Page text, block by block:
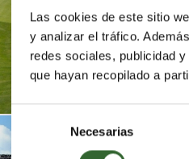
Las cookies de este sitio
y analizar el tráfico.
redes sociales, publicidad
que hayan recopilado a
Selección
de
consentimiento
Necesarias